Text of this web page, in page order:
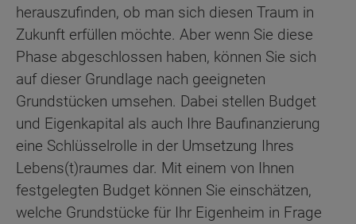
herauszufinden, ob man sich diesen Traum in
Zukunft erfüllen möchte. Aber wenn Sie diese
Phase abgeschlossen haben, können Sie sich
auf dieser Grundlage nach geeigneten
Grundstücken umsehen. Dabei stellen Budget
und Eigenkapital als auch Ihre Baufinanzierung
eine Schlüsselrolle in der Umsetzung Ihres
Lebens(t)raumes dar. Mit einem von Ihnen
festgelegten Budget können Sie einschätzen,
welche Grundstücke für Ihr Eigenheim in Frage